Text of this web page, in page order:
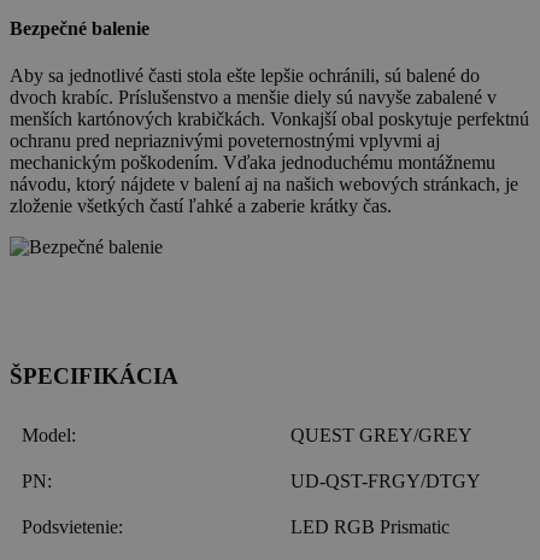
Bezpečné balenie
Aby sa jednotlivé časti stola ešte lepšie ochránili, sú balené do
dvoch krabíc. Príslušenstvo a menšie diely sú navyše zabalené v
menších kartónových krabičkách. Vonkajší obal poskytuje perfektnú
ochranu pred nepriaznivými poveternostnými vplyvmi aj
mechanickým poškodením. Vďaka jednoduchému montážnemu
návodu, ktorý nájdete v balení aj na našich webových stránkach, je
zloženie všetkých častí ľahké a zaberie krátky čas.
ŠPECIFIKÁCIA
Model: QUEST GREY/GREY
PN: UD-QST-FRGY/DTGY
Podsvietenie: LED RGB Prismatic